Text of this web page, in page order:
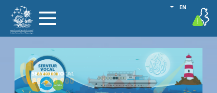
main
Toggle
navigation
EN
List
vigilance